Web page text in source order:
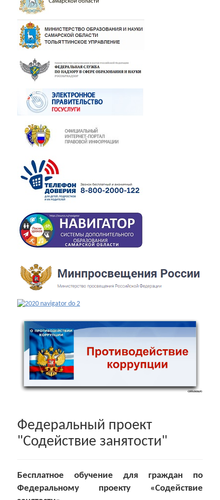
Федеральный проект
"Содействие занятости"
Бесплатное обучение для граждан по
Федеральному проекту «Содействие